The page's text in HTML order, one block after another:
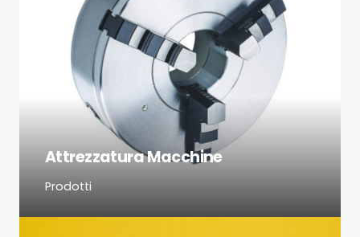
Attrezzatura Macchine
Prodotti